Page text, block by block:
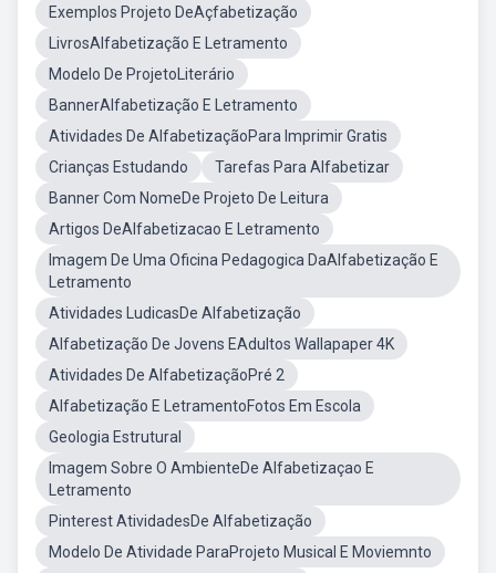
Exemplos Projeto DeAçfabetização
LivrosAlfabetização E Letramento
Modelo De ProjetoLiterário
BannerAlfabetização E Letramento
Atividades De AlfabetizaçãoPara Imprimir Gratis
Crianças Estudando
Tarefas Para Alfabetizar
Banner Com NomeDe Projeto De Leitura
Artigos DeAlfabetizacao E Letramento
Imagem De Uma Oficina Pedagogica DaAlfabetização E
Letramento
Atividades LudicasDe Alfabetização
Alfabetização De Jovens EAdultos Wallapaper 4K
Atividades De AlfabetizaçãoPré 2
Alfabetização E LetramentoFotos Em Escola
Geologia Estrutural
Imagem Sobre O AmbienteDe Alfabetizaçao E
Letramento
Pinterest AtividadesDe Alfabetização
Modelo De Atividade ParaProjeto Musical E Moviemnto